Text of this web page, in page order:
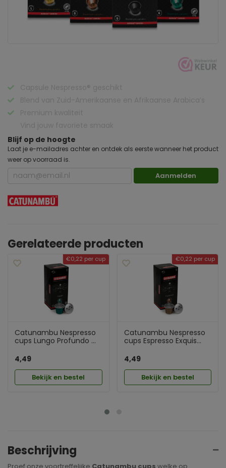
Blijf op de hoogte
Laat je e-mailadres achter en ontdek als eerste wanneer het product
weer op voorraad is.
Aanmelden
Beschrijving
Gerelateerde producten
€0,22 per cup
Catunambu Nespresso
cups Lungo Profundo ...
4,49
Bekijk en bestel
€0,22 per cup
Catunambu Nespresso
cups Espresso Exquis...
4,49
Bekijk en bestel